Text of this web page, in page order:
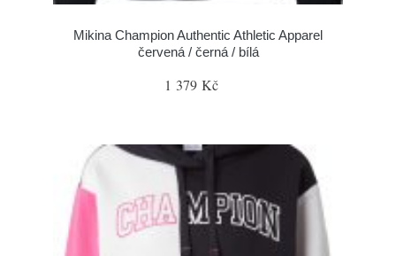
Mikina Champion Authentic Athletic Apparel
červená / černá / bílá
1 379 Kč